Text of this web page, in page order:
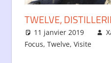
TWELVE,
11 janvier 2019
Focus, Twelve, Visite